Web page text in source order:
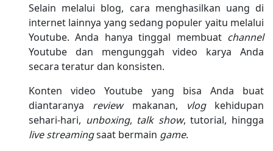
Selain melalui blog, cara menghasilkan uang di
internet lainnya yang sedang populer yaitu melalui
Youtube. Anda hanya tinggal membuat channel
Youtube dan mengunggah video karya Anda
secara teratur dan konsisten.
Konten video Youtube yang bisa Anda buat
diantaranya review makanan, vlog kehidupan
sehari-hari, unboxing, talk show, tutorial, hingga
live streamingsaat bermain game.